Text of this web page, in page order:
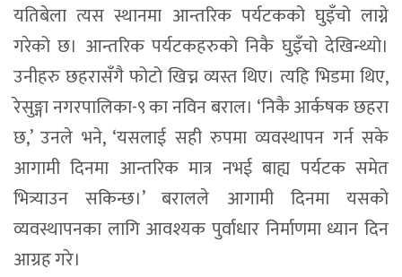
यतिबेला त्यस स्थानमा आन्तरिक पर्यटकको घुइँचो लाग्ने
गरेको छ। आन्तरिक पर्यटकहरुको निकै घुइँचो देखिन्थ्यो।
उनीहरु छहरासँगै फोटो खिच्न व्यस्त थिए। त्यहि भिडमा थिए,
रेसुङ्गा नगरपालिका-९ का नविन बराल। ‘निकै आर्कषक छहरा
छ,’ उनले भने, ‘यसलाई सही रुपमा व्यवस्थापन गर्न सके
आगामी दिनमा आन्तरिक मात्र नभई बाह्य पर्यटक समेत
भित्र्याउन सकिन्छ।’ बरालले आगामी दिनमा यसको
व्यवस्थापनका लागि आवश्यक पुर्वाधार निर्माणमा ध्यान दिन
आग्रह गरे।